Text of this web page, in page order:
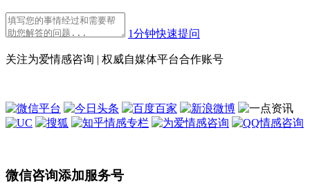
1分钟快速提问
关注为爱情感咨询 | 权威自媒体平台合作账号
微信咨询添加服务号